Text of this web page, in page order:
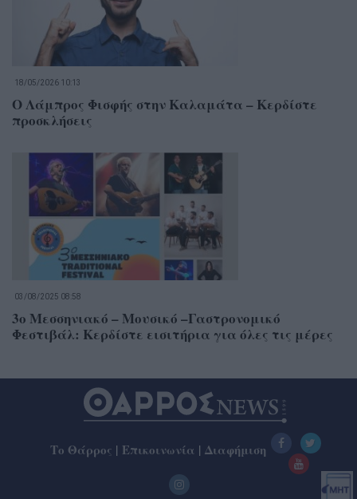
18/05/2026 10:13
Ο Λάμπρος Φισφής στην Καλαμάτα – Κερδίστε
προσκλήσεις
03/08/2025 08:58
3ο Μεσσηνιακό – Μουσικό –Γαστρονομικό
Φεστιβάλ: Κερδίστε εισιτήρια για όλες τις μέρες
Το Θάρρος | Επικοινωνία | Διαφήμιση